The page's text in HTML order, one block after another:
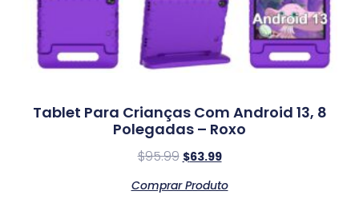
Tablet Para Crianças Com Android 13, 8
Polegadas – Roxo
$95.99 $63.99
Comprar Produto